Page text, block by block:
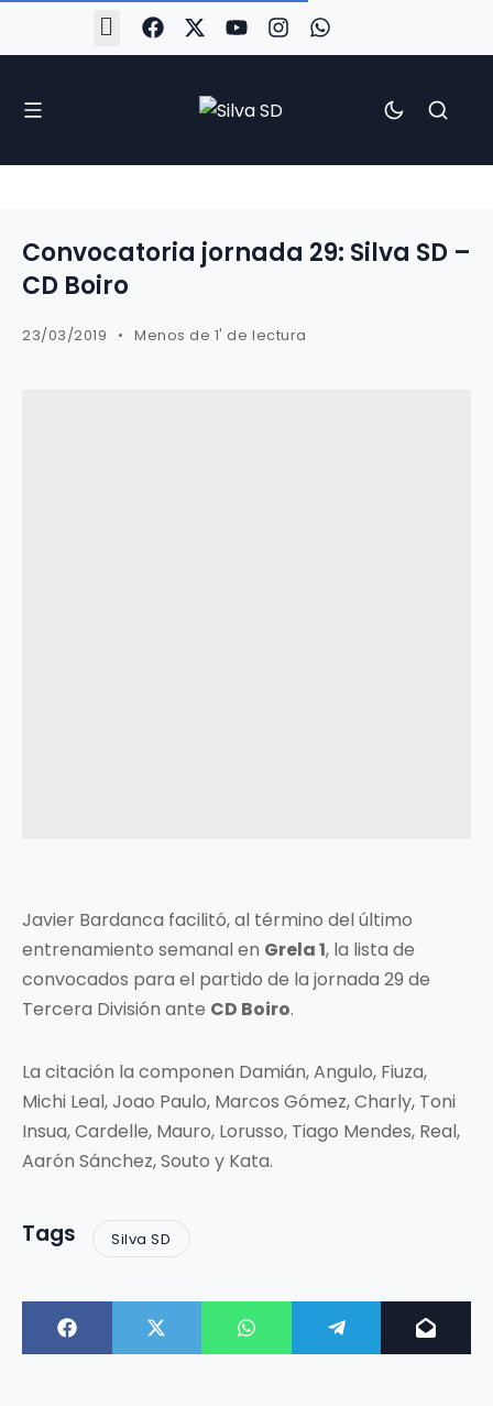
Convocatoria jornada 29: Silva SD –
CD Boiro
23/03/2019 Menos de 1' de lectura
Javier Bardanca facilitó, al término del último
entrenamiento semanal en Grela 1, la lista de
convocados para el partido de la jornada 29 de
Tercera División ante CD Boiro.
La citación la componen Damián, Angulo, Fiuza,
Michi Leal, Joao Paulo, Marcos Gómez, Charly, Toni
Insua, Cardelle, Mauro, Lorusso, Tiago Mendes, Real,
Aarón Sánchez, Souto y Kata.
Tags Silva SD